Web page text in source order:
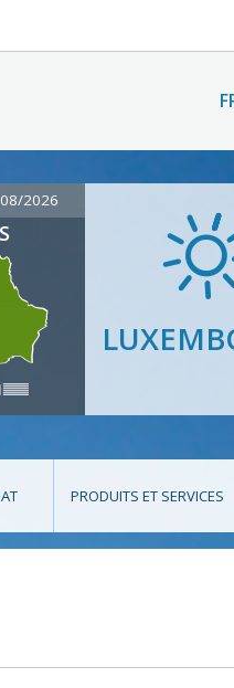
2026
PRODUITS ET SERVICES